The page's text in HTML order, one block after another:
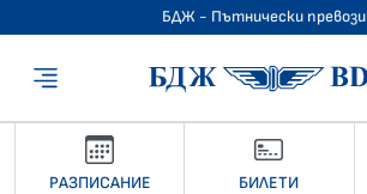
БДЖ - Пътнически превози
РАЗПИСАНИЕ БИЛЕТИ